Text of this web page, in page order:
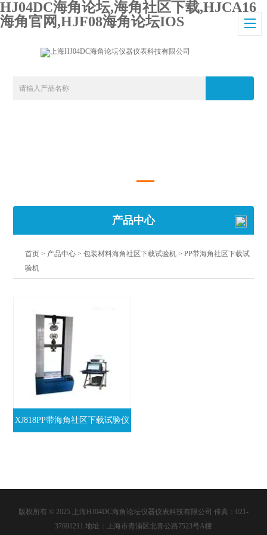
HJ04DC海角论坛,海角社区下载,HJCA16
海角官网,HJF08海角论坛IOS
产品中心
首页 > 产品中心 >包装材料海角社区下载试验机 >PP带海角社区下载试
验机
XJ818PP带海角社区下载试验仪
版权所有 © 2025 上海HJ04DC海角论坛仪器仪表科技有限公司 传真：021-
37691211 地址：上海市青浦区北青公路7523号A幢